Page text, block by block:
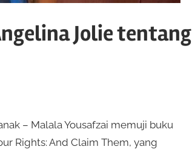
Jolie tentang
– Malala Yousafzai memuji buku
Rights: And Claim Them, yang